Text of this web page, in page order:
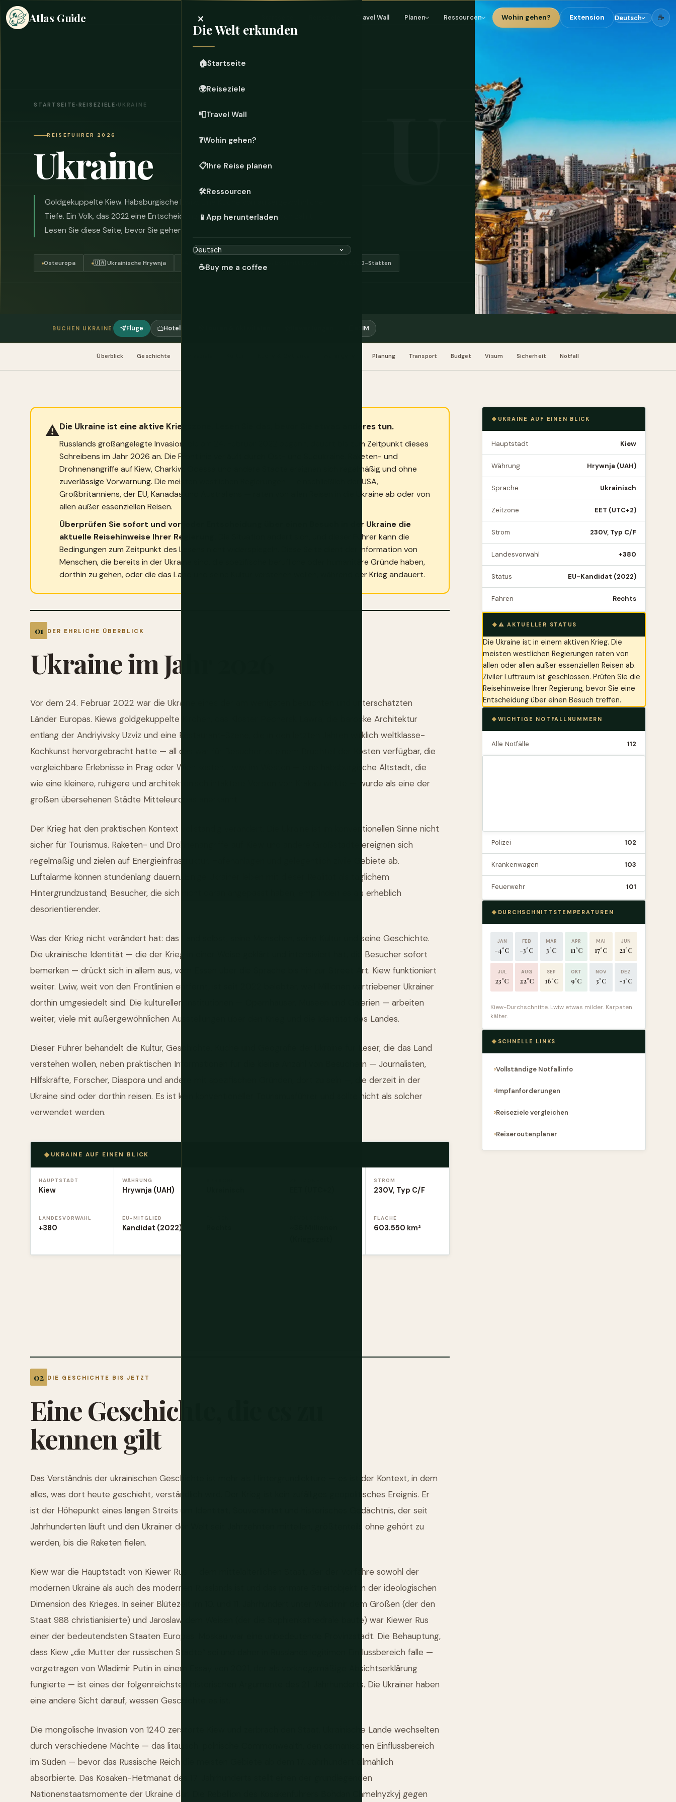
Atlas Guide Travel Wall Planen Ressourcen Wohin gehen? Extension ☕
×
Die Welt erkunden
🏠Startseite
🌍Reiseziele
📮Travel Wall
❓Wohin gehen?
📋Ihre Reise planen
🛠️Ressourcen
📱 App herunterladen
☕Buy me a coffee
STARTSEITE ›REISEZIELE ›UKRAINE
REISEFÜHRER 2026
Ukraine
Goldgekuppelte Kiew. Habsburgische Lwiw. Eine Küche von außergewöhnlicher
Tiefe. Ein Volk, das 2022 eine Entscheidung traf und dafür immer noch zahlt.
Lesen Sie diese Seite, bevor Sie gehen.
Osteuropa 🇺🇦 Ukrainische Hrywnja Aktiver Konflikt — Sicherheitsabschnitt lesen 7 UNESCO-Stätten
BUCHEN UKRAINE Flüge Hotels eSIM
Überblick Geschichte Planung Transport Budget Visum Sicherheit Notfall
⚠️Die Ukraine ist eine aktive Kriegszone. Lesen Sie das, bevor Sie etwas anderes tun.
Russlands großangelegte Invasion, die am 24. Februar 2022 begann, dauert bis zum Zeitpunkt dieses
Schreibens im Jahr 2026 an. Die Frontlinie verläuft durch Ost- und Südukraine. Raketen- und
Drohnenangriffe auf Kiew, Charkiw, Odessa und andere Städte ereignen sich regelmäßig und ohne
zuverlässige Vorwarnung. Die meisten westlichen Regierungen — einschließlich der USA,
Großbritanniens, der EU, Kanadas und Australiens — raten von allen Reisen in die Ukraine ab oder von
allen außer essenziellen Reisen.
Überprüfen Sie sofort und vor jeder Entscheidung über einen Besuch in der Ukraine die
aktuelle Reisehinweise Ihrer Regierung.
Die Situation ändert sich, und dieser Führer kann die
Bedingungen zum Zeitpunkt des Lesens nicht widerspiegeln. Diese Seite dient der Information von
Menschen, die bereits in der Ukraine sind, die spezifische berufliche oder humanitäre Gründe haben,
dorthin zu gehen, oder die das Land und seine Kultur verstehen wollen, während der Krieg andauert.
DER EHRLICHE ÜBERBLICK
UkraineimJahr
Vor dem 24. Februar 2022 war die Ukraine eines der am wenigsten besuchten und unterschätzten
Länder Europas. Kiews goldgekuppelte Kirchen, das Kloster Pechersk Lawra, die barocke Architektur
entlang der Andriyivsky Uzviz und eine Restaurant-Szene, die in den letzten Jahren wirklich weltklasse-
Kochkunst hervorgebracht hatte — all das war für Besucher zu einem Bruchteil der Kosten verfügbar, die
vergleichbare Erlebnisse in Prag oder Wien kosten. Lwiw im Westen — eine habsburgische Altstadt, die
wie eine kleinere, ruhigere und architektonisch intaktere Version von Krakau wirkte — wurde als eine der
großen übersehenen Städte Mitteleuropas anerkannt.
Der Krieg hat den praktischen Kontext vollständig verändert. Die Ukraine ist im konventionellen Sinne nicht
sicher für Tourismus. Raketen- und Drohnenangriffe auf Kiew und andere Großstädte ereignen sich
regelmäßig und zielen auf Energieinfrastruktur, Hafenanlagen und gelegentlich zivile Gebiete ab.
Luftalarme können stundenlang dauern. Einige Ukrainer leben mit dieser Realität als täglichem
Hintergrundzustand; Besucher, die sich nicht daran angepasst haben, empfinden es als erheblich
desorientierender.
Was der Krieg nicht verändert hat: das Land selbst, seine Menschen, seine Kultur und seine Geschichte.
Die ukrainische Identität — die der Krieg in einer Weise geklärt und intensiviert hat, die Besucher sofort
bemerken — drückt sich in allem aus, vom Essen über die Sprache bis hin zur Street Art. Kiew funktioniert
weiter. Lwiw, weit von den Frontlinien entfernt, ist seit 2022 belebter, weil Millionen vertriebener Ukrainer
dorthin umgesiedelt sind. Die kulturellen Institutionen — Opernhäuser, Museen und Galerien — arbeiten
weiter, viele mit außergewöhnlichen Ausstellungen über den Krieg und die Identität des Landes.
Dieser Führer behandelt die Kultur, Geschichte, Küche und Geografie der Ukraine für Leser, die das Land
verstehen wollen, neben praktischen Informationen für die kleine Anzahl von Besuchern — Journalisten,
Hilfskräfte, Forscher, Diaspora und andere mit spezifischen Gründen, dort zu sein —, die derzeit in der
Ukraine sind oder dorthin reisen. Es ist kein konventioneller Tourismusführer und sollte nicht als solcher
verwendet werden.
UKRAINE AUF EINEN BLICK
HAUPTSTADT
Kiew
WÄHRUNG
Hrywnja (UAH)
STROM
230V, Typ C/F
LANDESVORWAHL
+380
EU-MITGLIED
Kandidat (2022)
FLÄCHE
603.550 km²
DIE GESCHICHTE BIS JETZT
EineGeschichte,
kennengilt
Das Verständnis der ukrainischen Geschichte ist mehr als Hintergrundlektüre — es ist der Kontext, in dem
alles, was dort heute geschieht, verständlich wird. Der Krieg ist kein zufälliges geopolitisches Ereignis. Er
ist der Höhepunkt eines langen Streits um Identität, Souveränität und historisches Gedächtnis, der seit
Jahrhunderten läuft und den Ukrainer der Welt seit Jahrzehnten mitteilen, größtenteils ohne gehört zu
werden, bis die Raketen fielen.
Kiew war die Hauptstadt von Kiewer Rus — dem mittelalterlichen Staat, der der Vorfahre sowohl der
modernen Ukraine als auch des modernen Russlands ist und das primäre Streitobjekt in der ideologischen
Dimension des Krieges. In seiner Blütezeit im 10. und 11. Jahrhundert unter Wladimir dem Großen (der den
Staat 988 christianisierte) und Jaroslaw dem Weisen (der die Sophienkathedrale baute) war Kiewer Rus
einer der bedeutendsten Staaten Europas. Moskau war eine unbedeutende Provinzstadt. Die Behauptung,
dass Kiew „die Mutter der russischen Städte“ sei und daher in Russlands legitimen Einflussbereich falle —
vorgetragen von Wladimir Putin in einem Essay von 2021, der als vorkriegsmäßige Absichtserklärung
fungierte — ist eines der folgenreichsten historischen Argumente des 21. Jahrhunderts. Die Ukrainer haben
eine andere Sicht darauf, wessen Geschichte es ist.
Die mongolische Invasion von 1240 zerstörte Kiew und zerbrach den Staat. Ukrainische Lande wechselten
durch verschiedene Mächte — das litauisch-polnische Commonwealth, den osmanischen Einflussbereich
im Süden — bevor das Russische Reich die meisten Gebiete ab dem 17. Jahrhundert allmählich
absorbierte. Das Kosaken-Hetmanat des 17. Jahrhunderts stellt einen der grundlegenden
Nationenstaatsmomente der Ukraine dar: Die Rebellion des Kosakenführers Bohdan Chmelnyzkyj gegen
UKRAINE AUF EINEN BLICK
Hauptstadt Kiew
Währung Hrywnja (UAH)
Sprache Ukrainisch
Zeitzone EET (UTC+2)
Strom 230V, Typ C/F
Landesvorwahl +380
Status EU-Kandidat (2022)
Fahren Rechts
⚠️ AKTUELLER STATUS
Die Ukraine ist in einem aktiven Krieg. Die
meisten westlichen Regierungen raten von
allen oder allen außer essenziellen Reisen ab.
Ziviler Luftraum ist geschlossen. Prüfen Sie die
Reisehinweise Ihrer Regierung, bevor Sie eine
Entscheidung über einen Besuch treffen.
WICHTIGE NOTFALLNUMMERN
Alle Notfälle 112
Polizei 102
Krankenwagen 103
Feuerwehr 101
DURCHSCHNITTSTEMPERATUREN
JAN
-4°C
FEB
-3°C
MÄR
3°C
APR
11°C
MAI
17°C
JUN
21°C
JUL
23°C
AUG
22°C
SEP
16°C
OKT
9°C
NOV
3°C
DEZ
-1°C
Kiew-Durchschnitte. Lwiw etwas milder. Karpaten
kälter.
SCHNELLE LINKS
Vollständige Notfallinfo
Impfanforderungen
Reiseziele vergleichen
Reiseroutenplaner